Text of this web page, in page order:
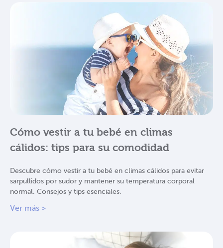
Cómo vestir a tu bebé en climas
cálidos: tips para su comodidad
Descubre cómo vestir a tu bebé en climas cálidos para evitar
sarpullidos por sudor y mantener su temperatura corporal
normal. Consejos y tips esenciales.
Ver más >